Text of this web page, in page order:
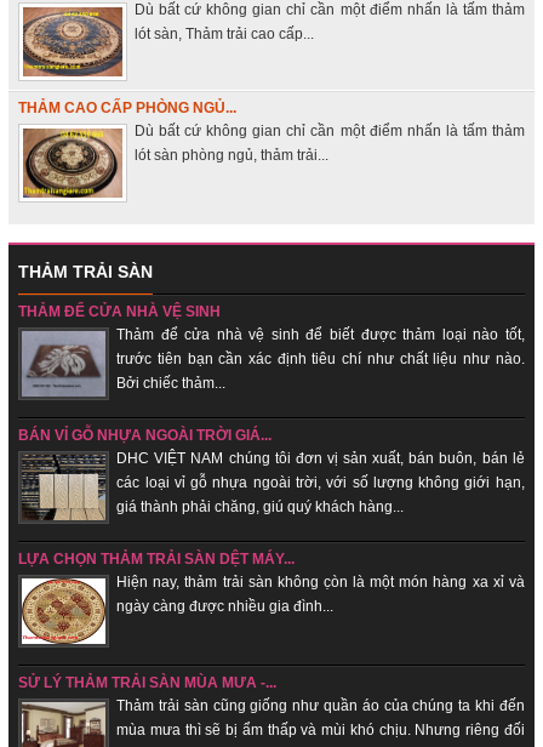
Dù bất cứ không gian chỉ cần một điểm nhấn là tấm thảm
lót sàn, Thảm trải cao cấp...
THẢM CAO CẤP PHÒNG NGỦ...
Dù bất cứ không gian chỉ cần một điểm nhấn là tấm thảm
lót sàn phòng ngủ, thảm trải...
THẢM TRẢI SÀN
THẢM ĐỂ CỬA NHÀ VỆ SINH
Thảm để cửa nhà vệ sinh để biết được thảm loại nào tốt,
trước tiên bạn cần xác định tiêu chí như chất liệu như nào.
Bởi chiếc thảm...
BÁN VỈ GỖ NHỰA NGOÀI TRỜI GIÁ...
DHC VIỆT NAM chúng tôi đơn vị sản xuất, bán buôn, bán lẻ
các loại vỉ gỗ nhựa ngoài trời, với số lượng không giới hạn,
giá thành phải chăng, giú quý khách hàng...
LỰA CHỌN THẢM TRẢI SÀN DỆT MÁY...
Hiện nay, thảm trải sàn không c̣òn là một món hàng xa xỉ và
ngày càng được nhiều gia đình...
SỬ LÝ THẢM TRẢI SÀN MÙA MƯA -...
Thảm trải sàn cũng giống như quần áo của chúng ta khi đến
mùa mưa thì sẽ bị ẩm thấp và mùi khó chịu. Nhưng riêng đối